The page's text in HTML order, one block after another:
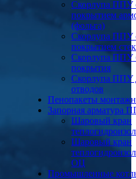
Скорлупа ППУ
покрытием
(фольга)
Скорлупа ППУ
покрытием
Скорлупа ППУ
покрытия
Скорлупа ППУ
отводов
Пенопакеты
Запорная арматура
Шаровый кран
Шаровый кран
ОЦ
Промышленные